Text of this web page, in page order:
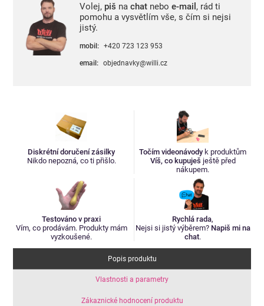
Volej, piš na chatnebo e-mail , rád ti
pomohu a vysvětlím vše, s čím si nejsi
jistý.
mobil: +420 723 123 953
email: objednavky@willi.cz
Diskrétní doručení zásilky
Nikdo nepozná, co ti přišlo.
Točím videonávody k produktům
Víš, co kupuješ ještě před
nákupem.
Testováno v praxi
Vím, co prodávám. Produkty mám
vyzkoušené.
Rychlá rada,
Nejsi si jistý výběrem? Napiš mi na
chat.
Popis produktu
Vlastnosti a parametry
Zákaznické hodnocení produktu